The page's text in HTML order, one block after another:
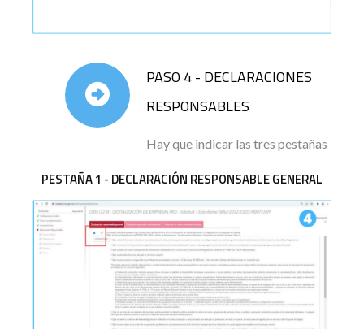
PASO 4 - DECLARACIONES
RESPONSABLES
Hay que indicar las tres pestañas
PESTAÑA 1 - DECLARACIÓN RESPONSABLE GENERAL